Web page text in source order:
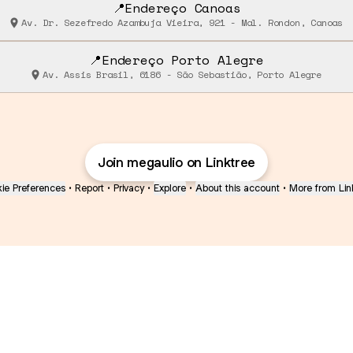
📍Endereço Canoas
Av. Dr. Sezefredo Azambuja Vieira, 921 - Mal. Rondon, Canoas
📍Endereço Porto Alegre
Av. Assis Brasil, 6186 - São Sebastião, Porto Alegre
Join megaulio on Linktree
Preferences • Report • Privacy • Explore • About this account • More from